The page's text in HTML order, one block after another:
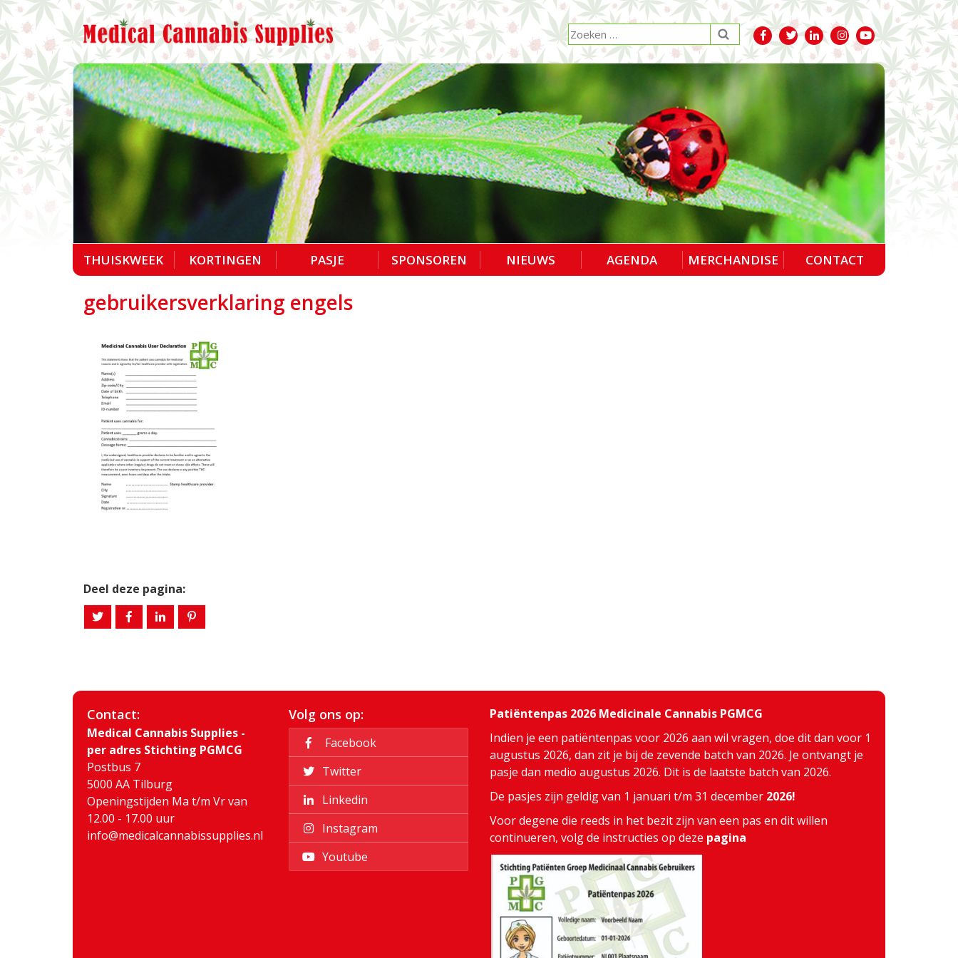
THUISKWEEK KORTINGEN PASJE SPONSOREN NIEUWS AGENDA MERCHANDISE CONTACT
gebruikersverklaring engels
Deel deze pagina:
Contact:
Medical Cannabis Supplies -
per adres Stichting PGMCG
Postbus 7
5000 AA Tilburg
Openingstijden Ma t/m Vr van
12.00 - 17.00 uur
info@medicalcannabissupplies.nl
Volg ons op:
Facebook
Twitter
Linkedin
Instagram
Youtube
Patiëntenpas 2026 Medicinale Cannabis PGMCG
Indien je een patiëntenpas voor 2026 aan wil vragen, doe dit dan voor 1
augustus 2026, dan zit je bij de zevende batch van 2026. Je ontvangt je
pasje dan medio augustus 2026. Dit is de laatste batch van 2026.
De pasjes zijn geldig van 1 januari t/m 31 december 2026!
Voor degene die reeds in het bezit zijn van een pas en dit willen
continueren, volg de instructies op deze pagina